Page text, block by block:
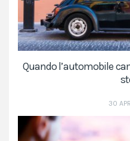
Quando l’automobile
30